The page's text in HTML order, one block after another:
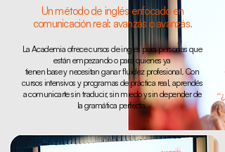
Un método de inglés enfocado en
comunicación real: avanzás o avanzás.
La Academia ofrece cursos de inglés para personas que
están empezando o para quienes ya
tienen base y necesitan ganar fluidez profesional. Con
cursos intensivos y programas de práctica real, aprendés
a comunicarte sin traducir, sin miedo y sin depender de
la gramática perfecta.